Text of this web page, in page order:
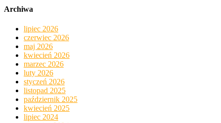
Archiwa
lipiec 2026
czerwiec 2026
maj 2026
kwiecień 2026
marzec 2026
luty 2026
styczeń 2026
listopad 2025
październik 2025
kwiecień 2025
lipiec 2024